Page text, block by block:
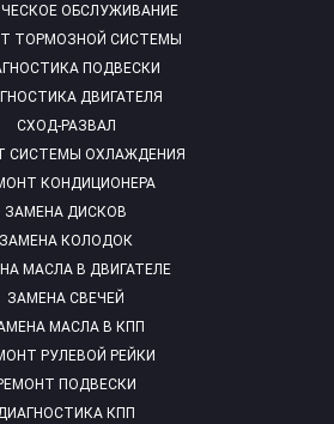
ОБСЛУЖИВАНИЕ
ТОРМОЗНОЙ СИСТЕМЫ
ПОДВЕСКИ
ДВИГАТЕЛЯ
СХОД-РАЗВАЛ
СИСТЕМЫ ОХЛАЖДЕНИЯ
КОНДИЦИОНЕРА
ЗАМЕНА ДИСКОВ
ЗАМЕНА КОЛОДОК
МАСЛА В ДВИГАТЕЛЕ
ЗАМЕНА СВЕЧЕЙ
МАСЛА В КПП
РУЛЕВОЙ РЕЙКИ
ПОДВЕСКИ
КПП